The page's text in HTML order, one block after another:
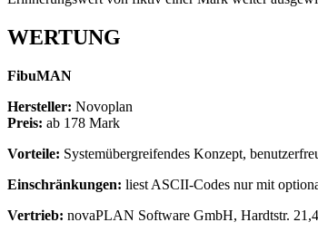
WERTUNG
FibuMAN
Hersteller: Novoplan
Preis: ab 178 Mark
Vorteile: Systemübergreifendes Konzept,
Einschränkungen: liest ASCII-Codes nur mit
Vertrieb: novaPLAN Software GmbH, Hardtstr.